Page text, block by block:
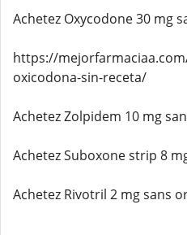
Achetez Oxycodone 30 mg
https://
oxicodona-sin-receta/
Achetez Zolpidem 10 mg
Achetez Suboxone strip 8
Achetez Rivotril 2 mg sans